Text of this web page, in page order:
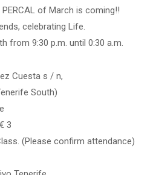
PERCAL of March is coming!!
celebrating Life.
from 9:30 p.m. until 0:30 a.m.
Cuesta s / n,
South)
3
(Please confirm attendance)